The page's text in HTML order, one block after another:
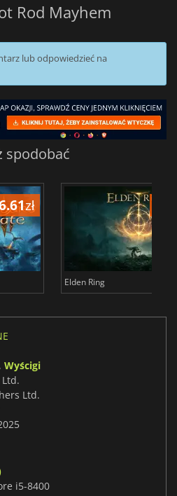
Rod Mayhem
lub odpowiedzieć na
spodobać
zł
Elden Ring
, Wyścigi
Ltd.
i5-8400